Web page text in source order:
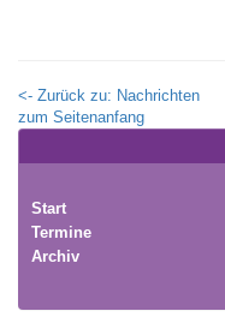
Start
Termine
Archiv
<- Zurück zu: Nachrichten
zum Seitenanfang